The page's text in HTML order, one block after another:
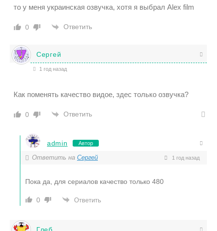
то у меня украинская озвучка, хотя я выбрал Alex film
0 Ответить
Сергей
1 год назад
Как поменять качество видое, здес только озвучка?
0 Ответить
admin Автор
Ответить на Сергей 1 год назад
Пока да, для сериалов качество только 480
0 Ответить
Глеб